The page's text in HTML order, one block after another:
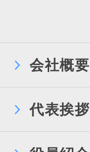
会社概要
代表挨拶